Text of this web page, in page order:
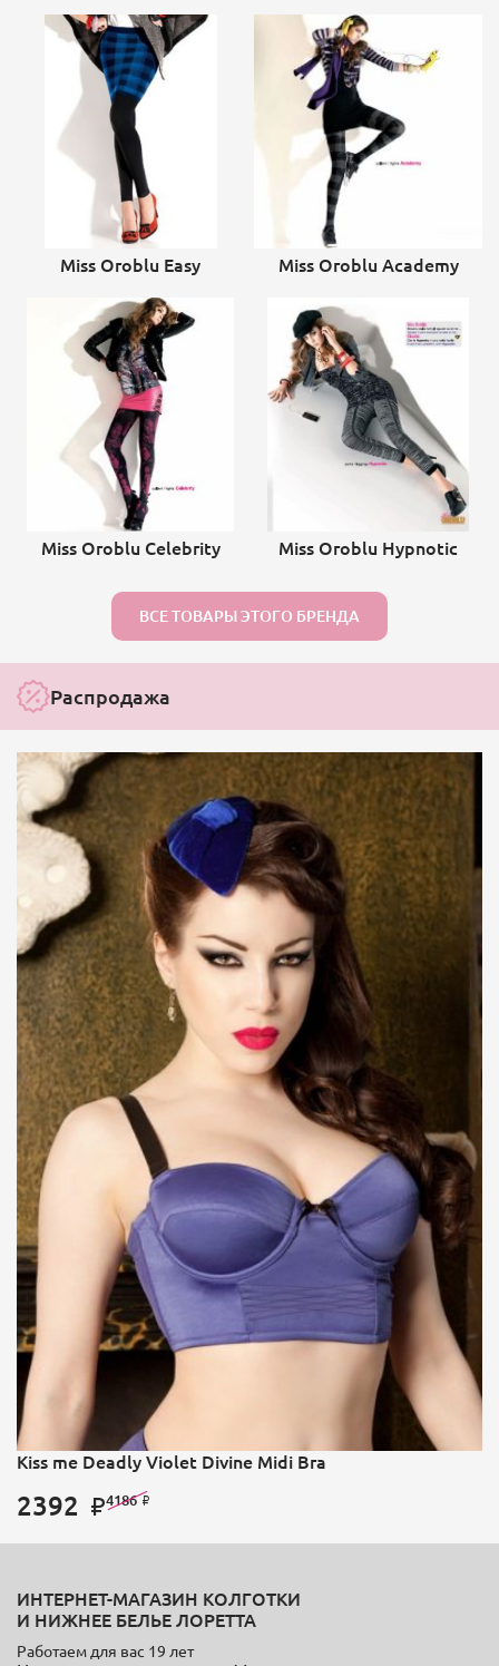
Miss Oroblu Easy Miss Oroblu Academy
Miss Oroblu Celebrity Miss Oroblu Hypnotic
ВСЕ ТОВАРЫ ЭТОГО БРЕНДА
Распродажа
Kiss me Deadly Violet Divine Midi Bra
2392 4186
ИНТЕРНЕТ-МАГАЗИН КОЛГОТКИ
И НИЖНЕЕ БЕЛЬЕ ЛОРЕТТА
Работаем для вас 19 лет